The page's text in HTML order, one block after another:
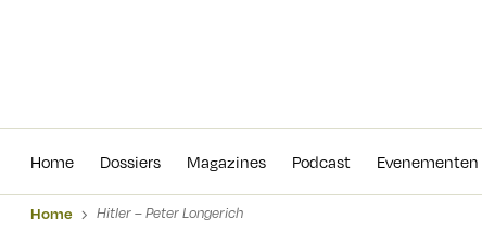
Home Dossiers Magazines Podcast Evenementen
Home Hitler – Peter Longerich